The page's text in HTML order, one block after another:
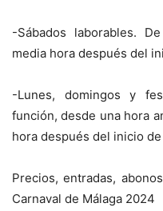
-Sábados laborables.
media hora después del
-Lunes, domingos y
función, desde una hora
hora después del inicio de
Precios, entradas,
Carnaval de Málaga 2024